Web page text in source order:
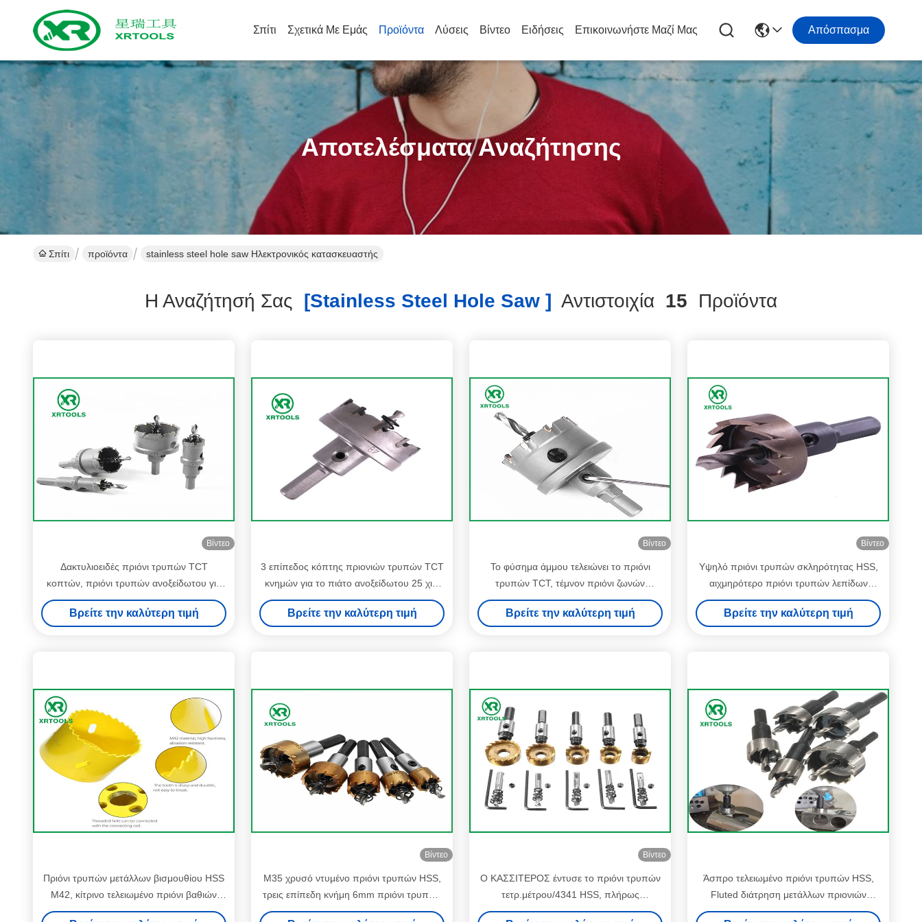
Σπίτι Σχετικά Με Εμάς Προϊόντα Λύσεις Βίντεο Ειδήσεις Επικοινωνήστε Μαζί Μας Απόσπασμα
Αποτελέσματα Αναζήτησης
Σπίτι προϊόντα stainless steel hole saw Ηλεκτρονικός κατασκευαστής
Η Αναζήτησή Σας [stainless Steel Hole Saw ] Αντιστοιχία 15 Προϊόντα
Βίντεο
Δακτυλιοειδές πριόνι τρυπών TCT
κοπτών, πριόνι τρυπών ανοξείδωτου για
το σκληρό χάλυβα
Βρείτε την καλύτερη τιμή
3 επίπεδος κόπτης πριονιών τρυπών TCT
κνημών για το πιάτο ανοξείδωτου 25 χιλ.
τέμνοντος βάθους
Βρείτε την καλύτερη τιμή
Βίντεο
Το φύσημα άμμου τελειώνει το πριόνι
τρυπών TCT, τέμνον πριόνι ζωνών
μετάλλων καρβιδίου βολφραμίου
Βρείτε την καλύτερη τιμή
Βίντεο
Υψηλό πριόνι τρυπών σκληρότητας HSS,
αιχμηρότερο πριόνι τρυπών λεπίδων
καθολικό για το ανοξείδωτο
Βρείτε την καλύτερη τιμή
Πριόνι τρυπών μετάλλων βισμουθίου HSS
M42, κίτρινο τελειωμένο πριόνι βαθιών
τρυπών για το ξύλο/αργίλιο
Βίντεο
M35 χρυσό ντυμένο πριόνι τρυπών HSS,
τρεις επίπεδη κνήμη 6mm πριόνι τρυπών
18 διασπασμένα δόντια βαθμού
Βίντεο
Ο ΚΑΣΣΙΤΕΡΟΣ έντυσε το πριόνι τρυπών
τετρ.μέτρου/4341 HSS, πλήρως
αλεσμένος κόπτης πριονιών τρυπών
Άσπρο τελειωμένο πριόνι τρυπών HSS,
Fluted διάτρηση μετάλλων πριονιών
τρυπών μετάλλων δοντιών